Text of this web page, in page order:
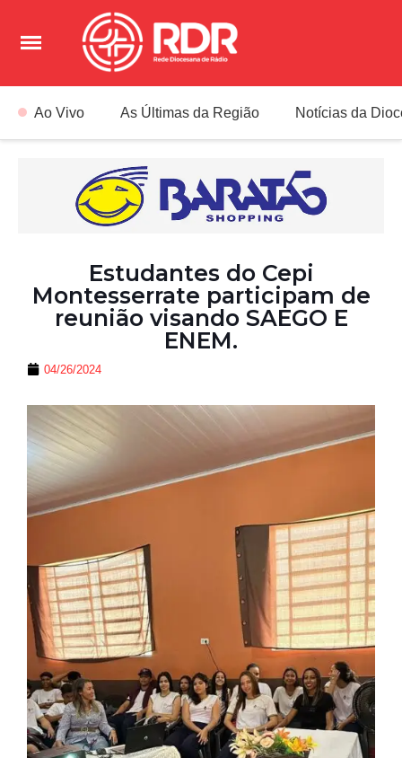
Ao Vivo As Últimas da Região Notícias da
Estudantes do Cepi
Montesserrate participam de
reunião visando SAEGO E
ENEM.
04/26/2024